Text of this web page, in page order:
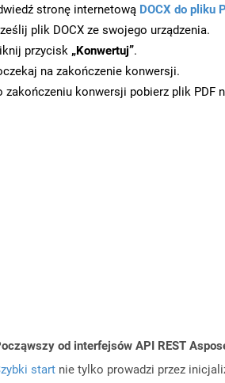
stronę internetową DOCX do pliku
plik DOCX ze swojego urządzenia.
przycisk „Konwertuj”.
na zakończenie konwersji.
zakończeniu konwersji pobierz plik PDF
od interfejsów API REST
start nie tylko prowadzi przez